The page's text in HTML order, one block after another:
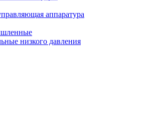
аппаратура
низкого давления